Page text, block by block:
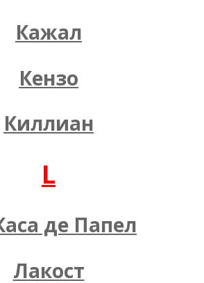
Кажал
Кензо
Киллиан
L
де Папел
Лакост